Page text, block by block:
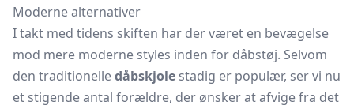
Moderne alternativer
I takt med tidens skiften har der været en bevægelse
mod mere moderne styles inden for dåbstøj. Selvom
den traditionelledåbskjole stadig er populær, ser vi nu
et stigende antal forældre, der ønsker at afvige fra det